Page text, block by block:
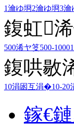
1瀹ゆ埛2瀹ゆ埛3瀹
鍑虹
500浠ヤ笅500-1000
鍑哄敭
10涓囦互涓�10-
鎵€